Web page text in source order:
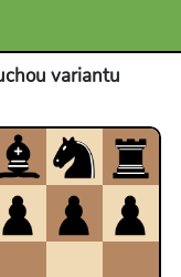
variantu